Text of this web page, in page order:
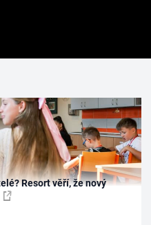
Resort věří, že nový